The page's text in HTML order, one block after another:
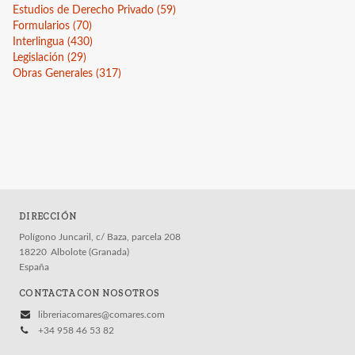
Eclesiástico
Civil
General
Guía de uso de la IA en la revisión por pares
Guía Comares sobre uso de inteligencia artificial
en las publicaciones académicas
Estudios de Derecho Privado (59)
Formularios (70)
Interlingua (430)
Legislación (29)
Obras Generales (317)
DIRECCIÓN
Polígono Juncaril, c/ Baza, parcela 208
18220 Albolote (Granada)
España
CONTACTA CON NOSOTROS
libreriacomares@comares.com
+34 958 46 53 82